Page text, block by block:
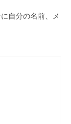
自分の名前、メ